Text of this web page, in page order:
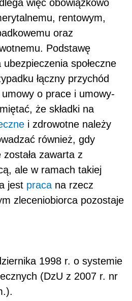
również, gdy
zawarta z
ale w ramach takiej
jestpracana rzecz
zleceniobiorca pozostaje
1998 r. o systemie
(DzU z 2007 r. nr
-